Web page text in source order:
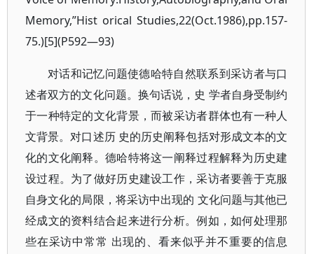
Memory,”Hist orical Studies,22(Oct.1986),pp.157-
75.)[5](P592—93)
对话和记忆问题使德哈特自然联系到采访者与口
述者双方的文化问题。换句话说，史 学者自身受制约
于一种特定的文化背景，而被采访者群体也有一种人
文背景。对口述历 史的历史阐释包括对形成文本的文
化的文化阐释。德哈特将这一阐释过程解释为历史建
设过程。为了做好历史建设工作，采访者要善于克服
自身文化的局限，将采访中出现的 文化问题与其他已
经成文的资料结合起来进行分析。例如，如何处理那
些在采访中常常 出现的、看来似乎并不重要的信息